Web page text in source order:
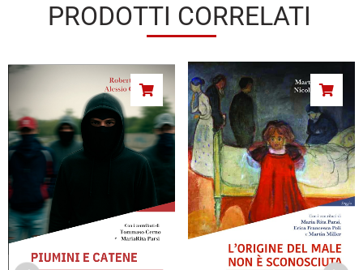
PRODOTTI CORRELATI